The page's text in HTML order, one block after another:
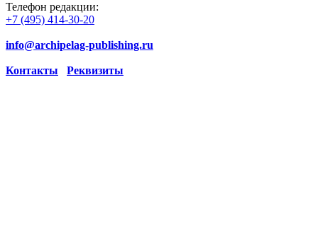
Телефон редакции:
+7 (495) 414-30-20
info@archipelag-publishing.ru
Контакты Реквизиты